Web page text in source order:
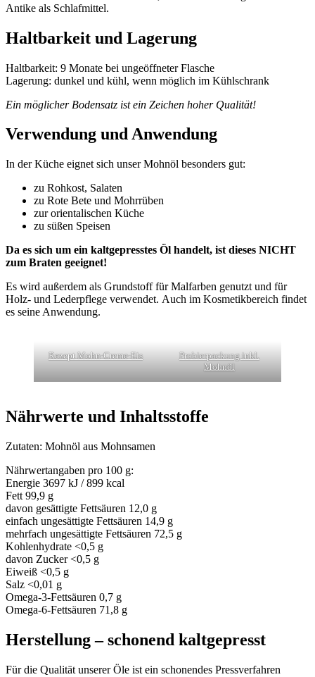
Antike als Schlafmittel.
Haltbarkeit und Lagerung
Haltbarkeit: 9 Monate bei ungeöffneter Flasche
Lagerung: dunkel und kühl, wenn möglich im Kühlschrank
Ein möglicher Bodensatz ist ein Zeichen hoher Qualität!
Verwendung und Anwendung
In der Küche eignet sich unser Mohnöl besonders gut:
zu Rohkost, Salaten
zu Rote Bete und Mohrrüben
zur orientalischen Küche
zu süßen Speisen
Da es sich um ein kaltgepresstes Öl handelt, ist dieses NICHT
zum Braten geeignet!
Es wird außerdem als Grundstoff für Malfarben genutzt und für
Holz- und Lederpflege verwendet. Auch im Kosmetikbereich findet
es seine Anwendung.
Rezept Mohn-Creme-Eis
Probierpackung inkl.
Mohnöl
Nährwerte und Inhaltsstoffe
Zutaten: Mohnöl aus Mohnsamen
Nährwertangaben pro 100 g:
Energie 3697 kJ / 899 kcal
Fett 99,9 g
davon gesättigte Fettsäuren 12,0 g
einfach ungesättigte Fettsäuren 14,9 g
mehrfach ungesättigte Fettsäuren 72,5 g
Kohlenhydrate <0,5 g
davon Zucker <0,5 g
Eiweiß <0,5 g
Salz <0,01 g
Omega-3-Fettsäuren 0,7 g
Omega-6-Fettsäuren 71,8 g
Herstellung – schonend kaltgepresst
Für die Qualität unserer Öle ist ein schonendes Pressverfahren